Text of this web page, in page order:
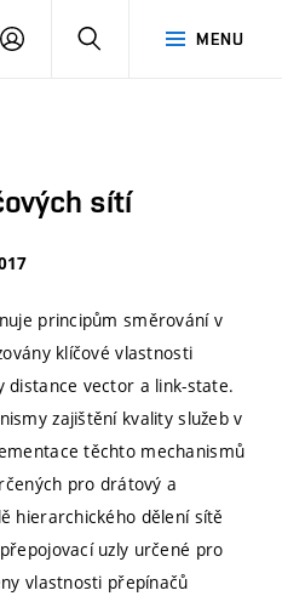
MENU
PŘIHLÁSIT
sítí
principům směrování v
klíčové vlastnosti
vector a link-state.
zajištění kvality služeb v
těchto mechanismů
pro drátový a
hierarchického dělení sítě
uzly určené pro
vlastnosti přepínačů